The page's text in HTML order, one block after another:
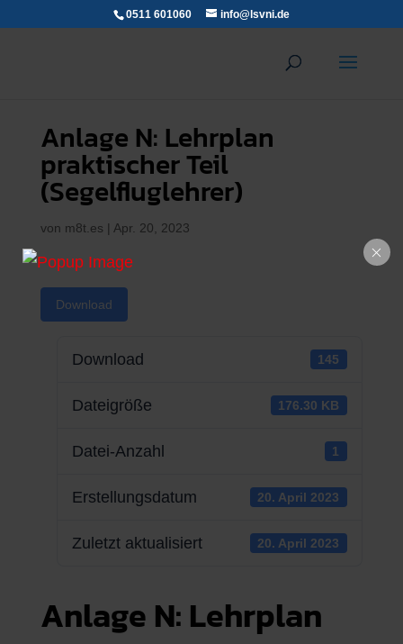
0511 601060 info@lsvni.de
Anlage N: Lehrplan
praktischer Teil
(Segelfluglehrer)
von m8t.es | Apr. 20, 2023
Download
Download 145
Dateigröße 176.30 KB
Datei-Anzahl 1
Erstellungsdatum 20. April 2023
Zuletzt aktualisiert 20. April 2023
Anlage N: Lehrplan